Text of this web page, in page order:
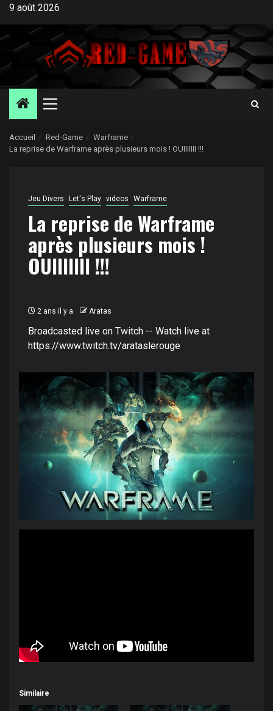
Aller
contenu
9 août 2026
Menu
Accueil Red-Game
Warframe
La reprise de Warframe après plusieurs mois ! OUIIIIIII !!!
Jeu Divers Let's Play videos Warframe
La reprise de Warframe
après plusieurs mois !
OUIIIIIII !!!
2 ans il y a Aratas
Broadcasted live on Twitch -- Watch live at
https://www.twitch.tv/arataslerouge
Similaire